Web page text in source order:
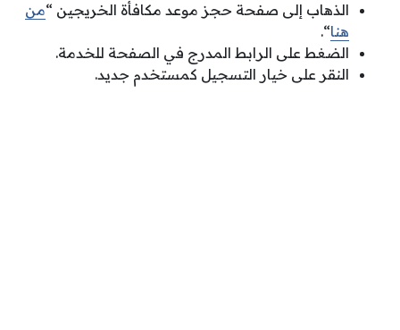
الذهاب إلى صفحة حجز موعد مكافأة الخريجين “من
هنا“.
الضغط على الرابط المدرج في الصفحة للخدمة.
النقر على خيار التسجيل كمستخدم جديد.